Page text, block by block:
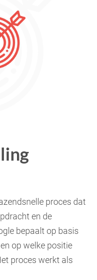
proces dat
en de
bepaalt op basis
op welke positie
proces werkt als